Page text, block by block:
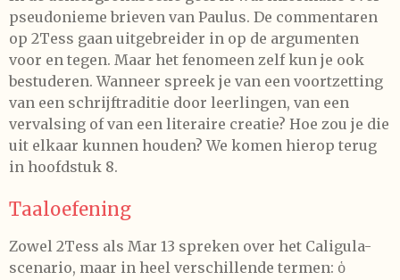
pseudonieme brieven van Paulus. De commentaren
op 2Tess gaan uitgebreider in op de argumenten
voor en tegen. Maar het fenomeen zelf kun je ook
bestuderen. Wanneer spreek je van een voortzetting
van een schrijftraditie door leerlingen, van een
vervalsing of van een literaire creatie? Hoe zou je die
uit elkaar kunnen houden? We komen hierop terug
in hoofdstuk 8.
Taaloefening
Zowel 2Tess als Mar 13 spreken over het Caligula-
scenario, maar in heel verschillende termen: ὁ